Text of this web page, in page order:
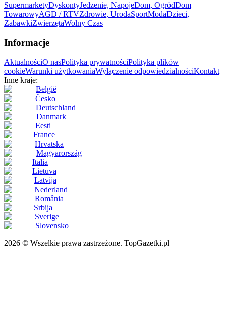
SupermarketyDyskontyJedzenie, NapojeDom, OgródDom
TowarowyAGD / RTVZdrowie, UrodaSportModaDzieci,
ZabawkiZwierzętaWolny Czas
Informacje
AktualnościO nasPolityka prywatnościPolityka plików
cookieWarunki użytkowaniaWyłączenie odpowiedzialnościKontakt
Inne kraje:
België
Česko
Deutschland
Danmark
Eesti
France
Hrvatska
Magyarország
Italia
Lietuva
Latvija
Nederland
România
Srbija
Sverige
Slovensko
2026 © Wszelkie prawa zastrzeżone. TopGazetki.pl